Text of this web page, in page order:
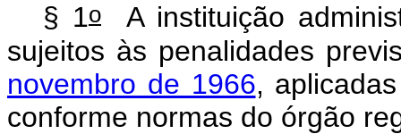
§ 1o A instituição
sujeitos às penalidades
novembro de 1966,
conforme normas do órgão